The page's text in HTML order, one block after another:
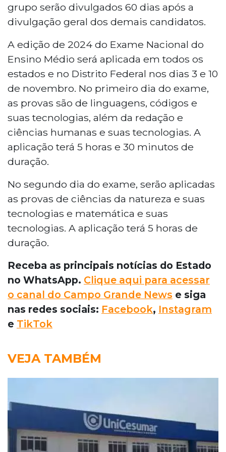
grupo serão divulgados 60 dias após a
divulgação geral dos demais candidatos.
A edição de 2024 do Exame Nacional do
Ensino Médio será aplicada em todos os
estados e no Distrito Federal nos dias 3 e 10
de novembro. No primeiro dia do exame,
as provas são de linguagens, códigos e
suas tecnologias, além da redação e
ciências humanas e suas tecnologias. A
aplicação terá 5 horas e 30 minutos de
duração.
No segundo dia do exame, serão aplicadas
as provas de ciências da natureza e suas
tecnologias e matemática e suas
tecnologias. A aplicação terá 5 horas de
duração.
Receba as principais notícias do Estado
no WhatsApp. Clique aqui para acessar
o canal do Campo Grande News e siga
nas redes sociais: Facebook, Instagram
e TikTok
VEJA TAMBÉM